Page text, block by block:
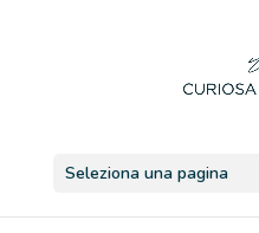
Seleziona una pagina